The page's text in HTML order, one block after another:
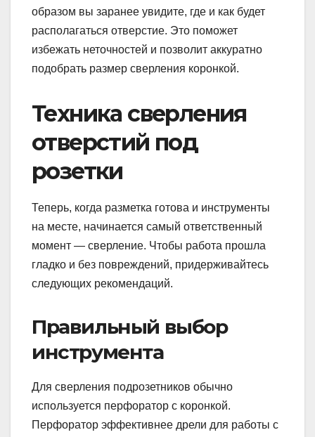
образом вы заранее увидите, где и как будет
располагаться отверстие. Это поможет
избежать неточностей и позволит аккуратно
подобрать размер сверления коронкой.
Техника сверления
отверстий под
розетки
Теперь, когда разметка готова и инструменты
на месте, начинается самый ответственный
момент — сверление. Чтобы работа прошла
гладко и без повреждений, придерживайтесь
следующих рекомендаций.
Правильный выбор
инструмента
Для сверления подрозетников обычно
используется перфоратор с коронкой.
Перфоратор эффективнее дрели для работы с